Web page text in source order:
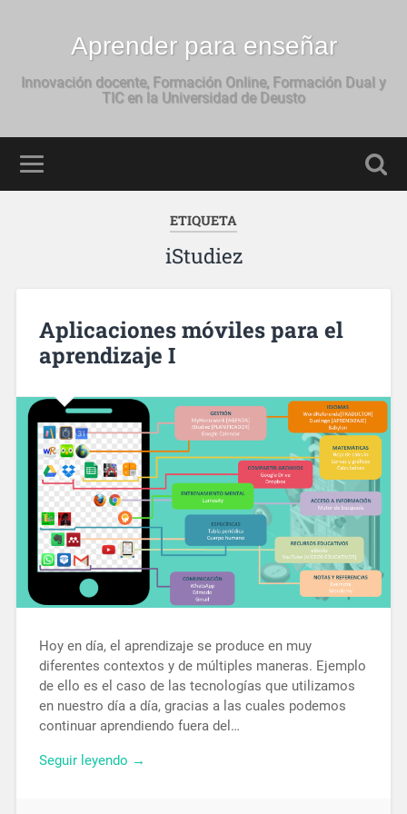
Aprender para enseñar
Innovación docente, Formación Online, Formación Dual y
TIC en la Universidad de Deusto
ETIQUETA
iStudiez
Aplicaciones móviles para el
aprendizaje I
Hoy en día, el aprendizaje se produce en muy
diferentes contextos y de múltiples maneras. Ejemplo
de ello es el caso de las tecnologías que utilizamos
en nuestro día a día, gracias a las cuales podemos
continuar aprendiendo fuera del…
Seguir leyendo →